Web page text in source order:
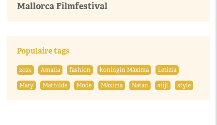
Mallorca Filmfestival
Populaire tags
2024 Amalia fashion koningin Máxima
Letizia
Mary
Mathilde Mode Máxima Natan stijl style